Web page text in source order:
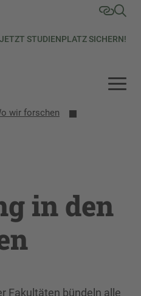
JETZT STUDIENPLATZ SICHERN!
wir forschen
in den
Fakultäten bündeln alle